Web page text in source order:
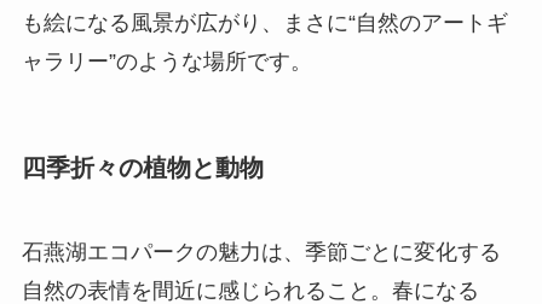
も絵になる風景が広がり、まさに“自然のアートギ
ャラリー”のような場所です。
四季折々の植物と動物
石燕湖エコパークの魅力は、季節ごとに変化する
自然の表情を間近に感じられること。春になる